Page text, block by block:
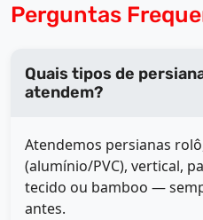
Perguntas
Quais tipos de
atendem?
Atendemos persianas
(alumínio/PVC), vertical,
tecido ou bamboo —
antes.